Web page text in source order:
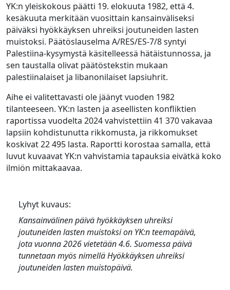
YK:n yleiskokous päätti 19. elokuuta 1982, että 4.
kesäkuuta merkitään vuosittain kansainväliseksi
päiväksi hyökkäyksen uhreiksi joutuneiden lasten
muistoksi. Päätöslauselma A/RES/ES-7/8 syntyi
Palestiina-kysymystä käsitelleessä hätäistunnossa, ja
sen taustalla olivat päätöstekstin mukaan
palestiinalaiset ja libanonilaiset lapsiuhrit.
Aihe ei valitettavasti ole jäänyt vuoden 1982
tilanteeseen. YK:n lasten ja aseellisten konfliktien
raportissa vuodelta 2024 vahvistettiin 41 370 vakavaa
lapsiin kohdistunutta rikkomusta, ja rikkomukset
koskivat 22 495 lasta. Raportti korostaa samalla, että
luvut kuvaavat YK:n vahvistamia tapauksia eivätkä koko
ilmiön mittakaavaa.
Lyhyt kuvaus:
Kansainvälinen päivä hyökkäyksen uhreiksi
joutuneiden lasten muistoksion YK:n teemapäivä,
jota vuonna 2026 vietetään 4.6. Suomessa päivä
tunnetaan myös nimelläHyökkäyksen uhreiksi
joutuneiden lasten muistopäivä.